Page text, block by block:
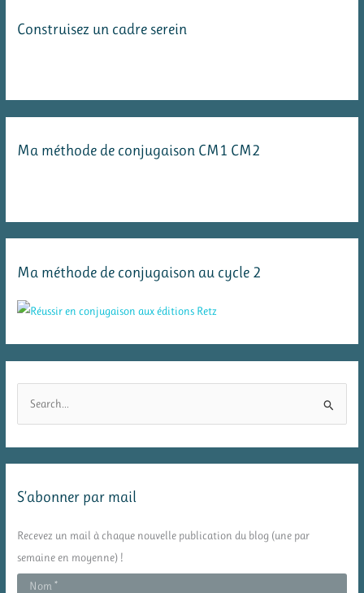
Construisez un cadre serein
Ma méthode de conjugaison CM1 CM2
Ma méthode de conjugaison au cycle 2
rS’abonner par mail
Recevez un mail à chaque nouvelle publication du blog (une par
semaine en moyenne) !